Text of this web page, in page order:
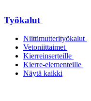
Työkalut
Niittimutterityökalut
Vetoniittaimet
Kierreinserteille
Kierre-elementeille
Näytä kaikki